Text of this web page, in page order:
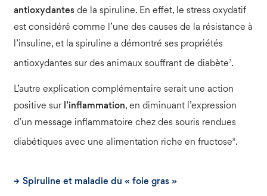
antioxydantes de la spiruline. En effet, le stress oxydatif
est considéré comme l’une des causes de la résistance à
l’insuline, et la spiruline a démontré ses propriétés
antioxydantes sur des animaux souffrant de diabète 7.
L’autre explication complémentaire serait une action
positive surl’inflammation, en diminuant l’expression
d’un message inflammatoire chez des souris rendues
diabétiques avec une alimentation riche en fructose8.
Spiruline et maladie du « foie gras »